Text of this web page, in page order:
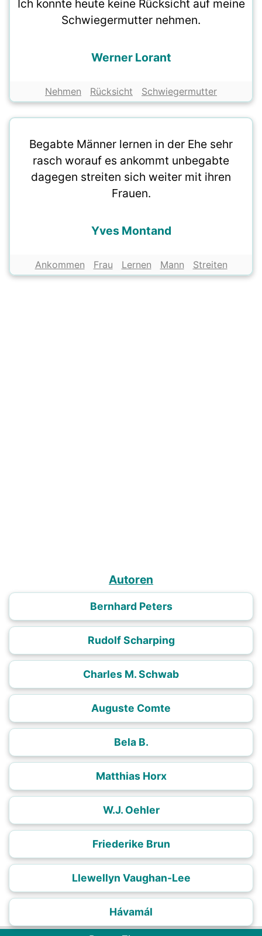
Ich konnte heute keine Rücksicht auf meine
Schwiegermutter nehmen.
Werner Lorant
Nehmen Rücksicht Schwiegermutter
Begabte Männer lernen in der Ehe sehr
rasch worauf es ankommt unbegabte
dagegen streiten sich weiter mit ihren
Frauen.
Yves Montand
Ankommen Frau Lernen Mann Streiten
Autoren
Bernhard Peters
Rudolf Scharping
Charles M. Schwab
Auguste Comte
Bela B.
Matthias Horx
W.J. Oehler
Friederike Brun
Llewellyn Vaughan-Lee
Hávamál